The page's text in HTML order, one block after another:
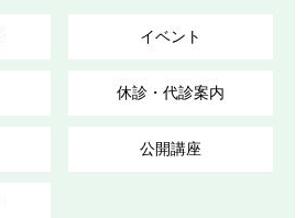
イベント
休診・代診案内
公開講座